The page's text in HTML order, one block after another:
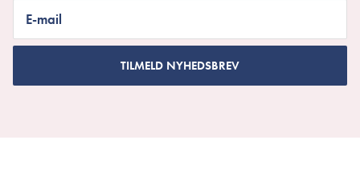
E-mail
TILMELD NYHEDSBREV